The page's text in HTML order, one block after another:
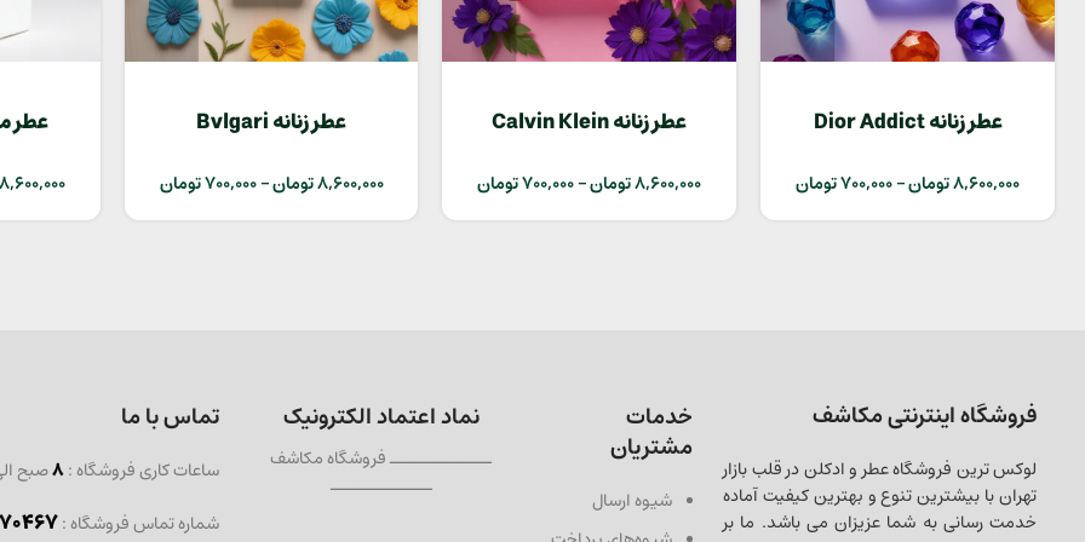
عطر زنانه Dior Addict
8,600,000تومان–
700,000تومان
عطر زنانه Calvin Klein
Euphoria8,600,000تومان–
700,000تومان
عطر زنانه Bvlgari
Amarena8,600,000تومان–
700,000تومان 8,600,000
فروشگاه اینترنتی مکاشف
لوکس ترین فروشگاه عطر و ادکلن در قلب بازار
تهران با بیشترین تنوع و بهترین کیفیت آماده
خدمت رسانی به شما عزیزان می باشد. ما بر
خدمات
مشتریان
شیوه ارسال
نماد اعتماد الکترونیک
ــــــــــــــ فروشگاه مکاشف
ــــــــــــــ
تماس با ما
ساعات کاری فروشگاه :8صبح
شماره تماس فروشگاه :- 021